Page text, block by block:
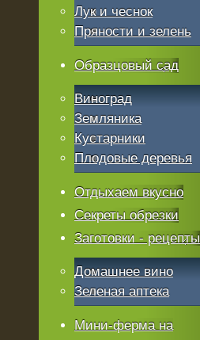
Лук и чеснок
Пряности и зелень
Образцовый сад
Виноград
Земляника
Кустарники
Плодовые деревья
Отдыхаем вкусно
Секреты обрезки
Заготовки - рецепты
Домашнее вино
Зеленая аптека
Мини-ферма на